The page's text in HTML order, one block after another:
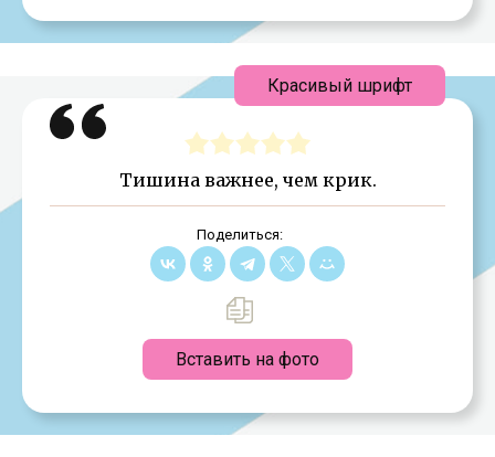
Тишина важнее, чем крик.
Поделиться:
Вставить на фото
Красивый шрифт